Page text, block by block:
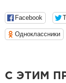
Facebook
Одноклассники
С ЭТИМ